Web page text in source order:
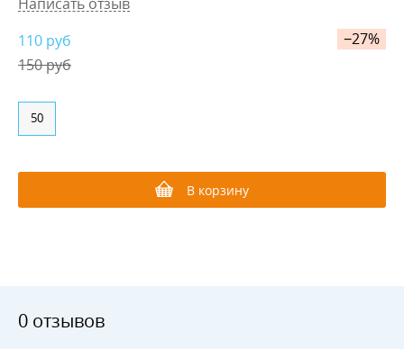
110 руб
150 руб
−27%
50
В корзину
0 отзывов